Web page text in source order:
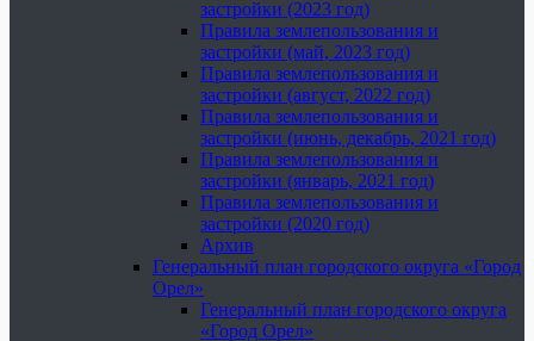
застройки (2023 год)
Правила землепользования и
застройки (май, 2023 год)
Правила землепользования и
застройки (август, 2022 год)
Правила землепользования и
застройки (июнь, декабрь, 2021 год)
Правила землепользования и
застройки (январь, 2021 год)
Правила землепользования и
застройки (2020 год)
Архив
Генеральный план городского округа «Город
Орел»
Генеральный план городского округа
«Город Орел»